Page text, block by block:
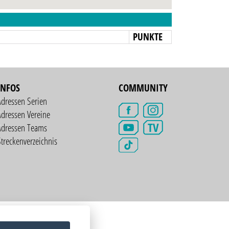
PUNKTE
Serien
Vereine
Teams
COMMUNITY
TV